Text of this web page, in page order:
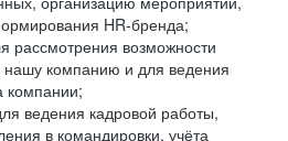
HR-бренда;
рассмотрения возможности
нашу компанию и для ведения
компании;
ведения кадровой работы,
в командировки, учёта